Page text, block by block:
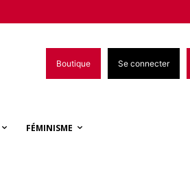
Boutique Se connecter
FÉMINISME